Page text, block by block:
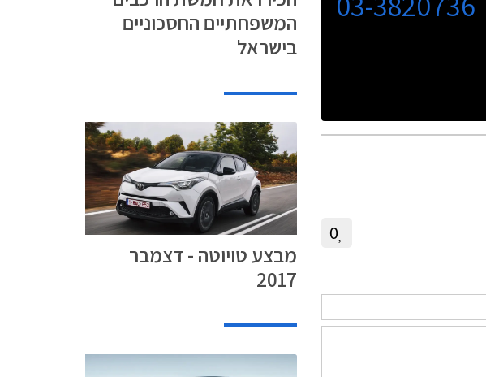
0
המשפחתיים החסכוניים
בישראל
מבצע טויוטה - דצמבר
2017